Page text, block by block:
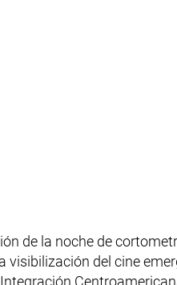
de la noche de
visibilización del cine